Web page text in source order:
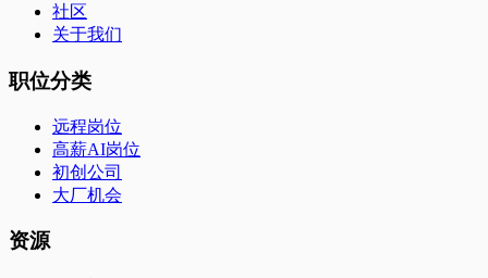
社区
关于我们
职位分类
远程岗位
高薪AI岗位
初创公司
大厂机会
资源